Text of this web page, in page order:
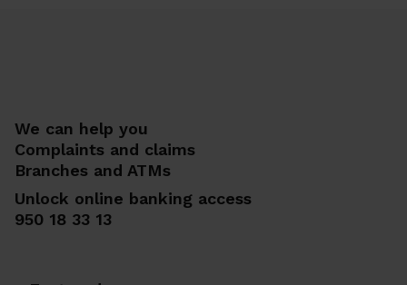
We can help you
Complaints and claims
Branches and ATMs
Unlock online banking access
950 18 33 13